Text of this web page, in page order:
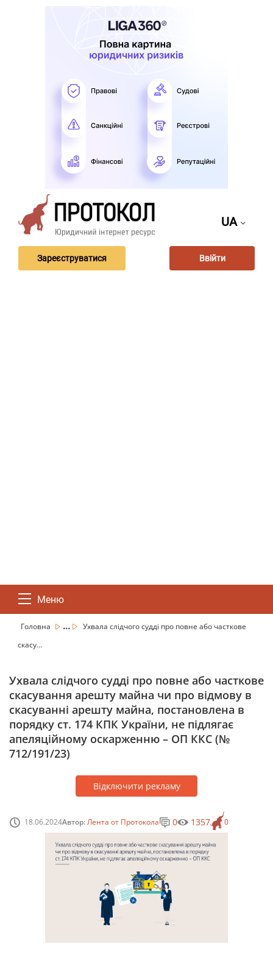
UA
Зареєструватися Ввійти
Меню
Головна ...
Ухвала слідчого судді про повне або часткове
скасу...
Ухвала слідчого судді про повне або часткове
скасування арешту майна чи про відмову в
скасуванні арешту майна, постановлена в
порядку ст. 174 КПК України, не підлягає
апеляційному оскарженню – ОП ККС (№
712/191/23)
Відключити рекламу
18.06.2024Автор:Лента от Протокола 0
0 1357